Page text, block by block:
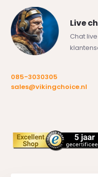
Live
Chat
085-3030305
sales@vikingchoice.nl